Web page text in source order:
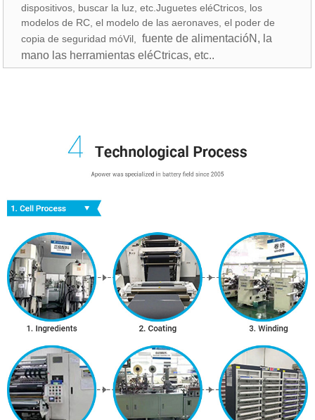
dispositivos, buscar la luz, etc.Juguetes eléCtricos, los
modelos de RC, el modelo de las aeronaves, el poder de
copia de seguridad móVil,
fuente de alimentacióN, la
mano las herramientas eléCtricas, etc..